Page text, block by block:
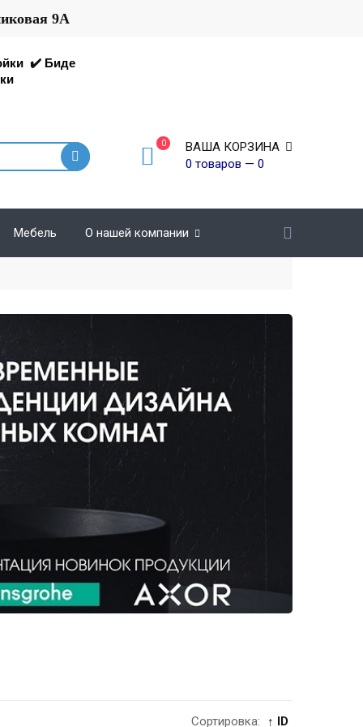
9А
✔️ Биде
0
ВАША КОРЗИНА
0 товаров — 0
Мебель О нашей компании
Сортировка: ↑ ID